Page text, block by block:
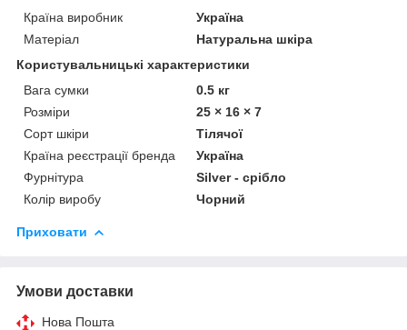
Країна виробник
Україна
Матеріал
Натуральна шкіра
Користувальницькі характеристики
Вага сумки
0.5 кг
Розміри
25 × 16 × 7
Сорт шкіри
Тілячої
Країна реєстрації бренда
Україна
Фурнітура
Silver - срібло
Колір виробу
Чорний
Приховати
Умови доставки
Нова Пошта